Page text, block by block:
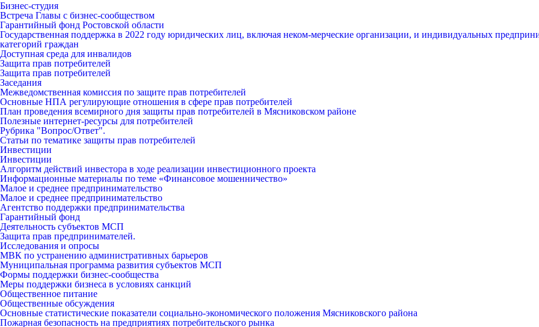
Бизнес-студия
Встреча Главы с бизнес-сообществом
Гарантийный фонд Ростовской области
Государственная поддержка в 2022 году юридических лиц, включая неком-мерческие организации, и индивидуальных
категорий граждан
Доступная среда для инвалидов
Защита прав потребителей
Защита прав потребителей
Заседания
Межведомственная комиссия по защите прав потребителей
Основные НПА регулирующие отношения в сфере прав потребителей
План проведения всемирного дня защиты прав потребителей в Мясниковском районе
Полезные интернет-ресурсы для потребителей
Рубрика "Вопрос/Ответ".
Статьи по тематике защиты прав потребителей
Инвестиции
Инвестиции
Алгоритм действий инвестора в ходе реализации инвестиционного проекта
Информационные материалы по теме «Финансовое мошенничество»
Малое и среднее предпринимательство
Малое и среднее предпринимательство
Агентство поддержки предпринимательства
Гарантийный фонд
Деятельность субъектов МСП
Защита прав предпринимателей.
Исследования и опросы
МВК по устранению административных барьеров
Муниципальная программа развития субъектов МСП
Формы поддержки бизнес-сообщества
Меры поддержки бизнеса в условиях санкций
Общественное питание
Общественные обсуждения
Основные статистические показатели социально-экономического положения Мясниковского района
Пожарная безопасность на предприятиях потребительского рынка